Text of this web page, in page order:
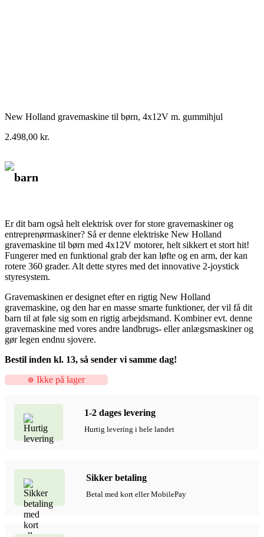
New Holland gravemaskine til børn, 4x12V m. gummihjul
2.498,00 kr.
barn
Er dit barn også helt elektrisk over for store gravemaskiner og
entreprenørmaskiner? Så er denne elektriske New Holland
gravemaskine til børn med 4x12V motorer, helt sikkert et stort hit!
Fungerer med en funktional grab der kan løfte og en arm, der kan
rotere 360 grader. Alt dette styres med det innovative 2-joystick
styresystem.
Gravemaskinen er designet efter en rigtig New Holland
gravemaskine, og den har en masse smarte funktioner, der vil få dit
barn til at føle sig som en rigtig arbejdsmand. Kombiner evt. denne
gravemaskine med vores andre landbrugs- eller anlægsmaskiner og
gør legen endnu sjovere.
Bestil inden kl. 13, så sender vi samme dag!
Ikke på lager
1-2 dages levering
Hurtig levering i hele landet
Sikker betaling
Betal med kort eller MobilePay